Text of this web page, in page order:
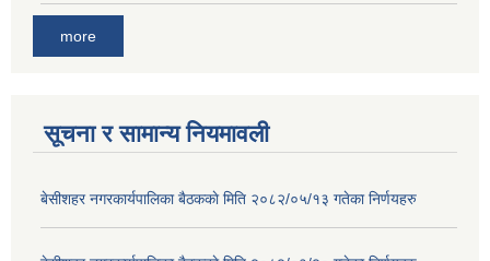
more
सूचना र सामान्य नियमावली
बे‍‍सीशहर नगरकार्यपालिका बैठककाे मिति २०८२/०५/१३ गतेका निर्णयहरु